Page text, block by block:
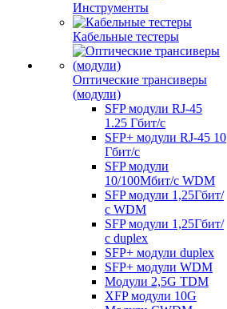
Инструменты
Кабельные тестеры
Оптические трансиверы
(модули)
SFP модули RJ-45
1.25 Гбит/c
SFP+ модули RJ-45 10
Гбит/c
SFP модули
10/100Мбит/с WDM
SFP модули 1,25Гбит/
с WDM
SFP модули 1,25Гбит/
с duplex
SFP+ модули duplex
SFP+ модули WDM
Модули 2,5G TDM
XFP модули 10G